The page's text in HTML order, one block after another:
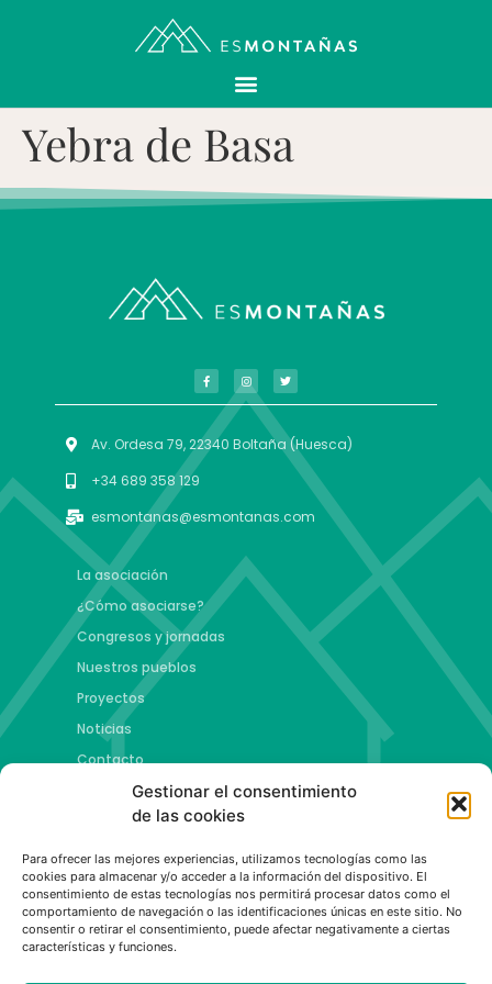
Gestionar el consentimiento
de las cookies
Para ofrecer las mejores experiencias, utilizamos tecnologías como las
cookies para almacenar y/o acceder a la información del dispositivo. El
consentimiento de estas tecnologías nos permitirá procesar datos como el
comportamiento de navegación o las identificaciones únicas en este sitio. No
consentir o retirar el consentimiento, puede afectar negativamente a ciertas
características y funciones.
Yebra de Basa
Av. Ordesa 79, 22340 Boltaña (Huesca)
+34 689 358 129
esmontanas@esmontanas.com
La asociación
¿Cómo asociarse?
Congresos y jornadas
Nuestros pueblos
Proyectos
Noticias
Contacto
Proyectos
Copa esMontañas
Red de emprendimiento de base tecnológica
Capital Española de las Montañas